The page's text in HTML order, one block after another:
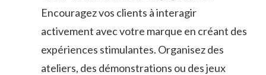
Encouragez vos clients à interagir
activement avec votre marque en créant des
expériences stimulantes. Organisez des‍
ateliers, des démonstrations ou des‍ jeux